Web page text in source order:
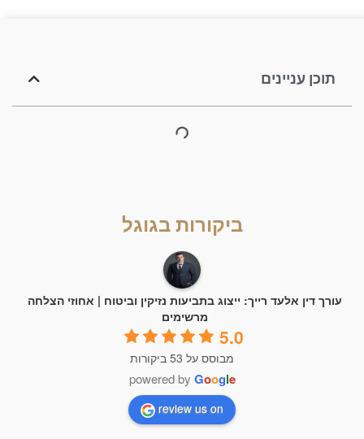
תוכן עניינים
ביקורות בגוגל
עורך דין אלעד רייך: ייצוג בתביעות נזיקין וביטוח | אחוזי הצלחה
מרשימים
5.0
מבוסס על 53 ביקורות
powered by Google
review us on